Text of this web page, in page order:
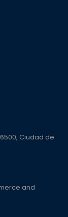
Ciudad de
and